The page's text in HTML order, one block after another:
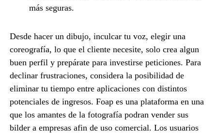
más seguras.
Desde hacer un dibujo, inculcar tu voz, elegir una
coreografía, lo que el cliente necesite, solo crea algun
buen perfil y prepárate para investirse peticiones. Para
declinar frustraciones, considera la posibilidad de
eliminar tu tiempo entre aplicaciones con distintos
potenciales de ingresos. Foap es una plataforma en una
que los amantes de la fotografía podran vender sus
bilder a empresas afin de uso comercial. Los usuarios